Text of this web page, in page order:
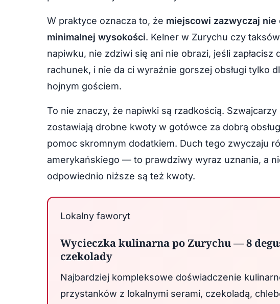
W praktyce oznacza to, że miejscowi zazwyczaj nie
minimalnej wysokości. Kelner w Zurychu czy
napiwku, nie zdziwi się ani nie obrazi, jeśli zapłacisz
rachunek, i nie da ci wyraźnie gorszej obsługi tylko
hojnym gościem.
To nie znaczy, że napiwki są rzadkością.
zostawiają drobne kwoty w gotówce za dobrą
pomoc skromnym dodatkiem. Duch tego zwyczaju
amerykańskiego — to prawdziwy wyraz uznania, a
odpowiednio niższe są też kwoty.
Lokalny faworyt
Wycieczka kulinarna po Zurychu — 8
czekolady
Najbardziej kompleksowe doświadczenie
przystanków z lokalnymi serami, czekoladą,